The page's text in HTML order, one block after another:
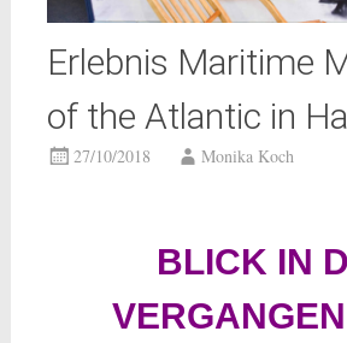
Erlebnis Maritime
of the Atlantic in
27/10/2018 Monika Koch
BLICK IN